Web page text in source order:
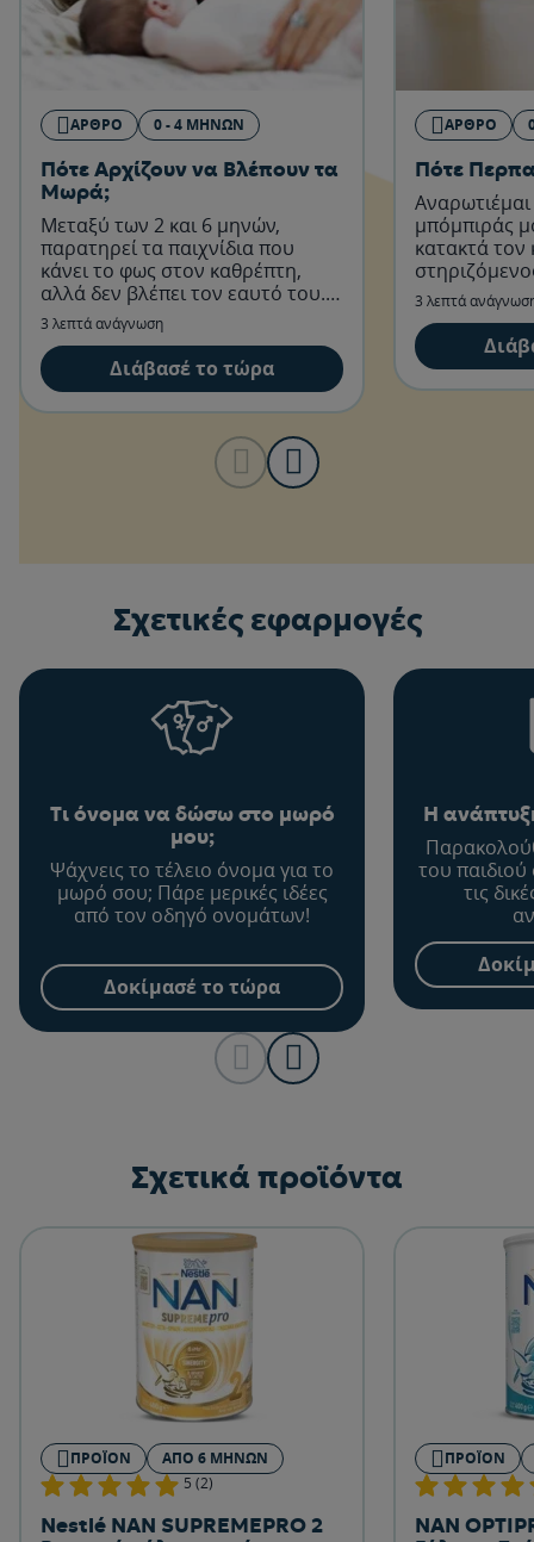
ΆΡΘΡΟ 0 - 4 ΜΗΝΏΝ
Πότε Αρχίζουν να Βλέπουν τα
Μωρά;
Μεταξύ των 2 και 6 μηνών,
παρατηρεί τα παιχνίδια που
κάνει το φως στον καθρέπτη,
αλλά δεν βλέπει τον εαυτό του.
Γύρω στους 6 μήνες:
Καταλαβαίνει ότι κάποιος το
κοιτάει...
3 λεπτά ανάγνωση
Διάβασέ το τώρα
ΆΡΘΡΟ
Πότε
μπόμπιράς
κατακτά
πόδια, 12,
μπορούμε
να το κάνει
3 λεπτά
Σχετικές εφαρμογές
Τι όνομα να δώσω στο μωρό
μου;
Ψάχνεις το τέλειο όνομα για το
μωρό σου; Πάρε μερικές ιδέες
από τον οδηγό ονομάτων!
Δοκίμασέ το τώρα
Η
του
τις
Σχετικά προϊόντα
ΠΡΟΪΌΝ ΑΠΌ 6 ΜΗΝΏΝ
5 (2)
Nestlé NAN SUPREMEPRO 2
ΠΡΟΪΌΝ
NAN